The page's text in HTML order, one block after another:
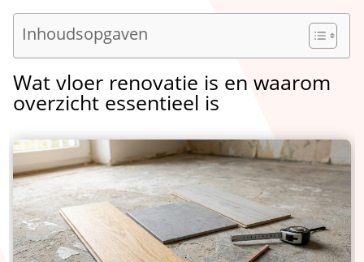
Inhoudsopgaven
Wat vloer renovatie is en waarom
overzicht essentieel is